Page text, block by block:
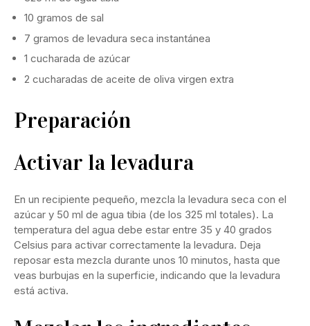
10 gramos de sal
7 gramos de levadura seca instantánea
1 cucharada de azúcar
2 cucharadas de aceite de oliva virgen extra
Preparación
Activar la levadura
En un recipiente pequeño, mezcla la levadura seca con el
azúcar y 50 ml de agua tibia (de los 325 ml totales). La
temperatura del agua debe estar entre 35 y 40 grados
Celsius para activar correctamente la levadura. Deja
reposar esta mezcla durante unos 10 minutos, hasta que
veas burbujas en la superficie, indicando que la levadura
está activa.